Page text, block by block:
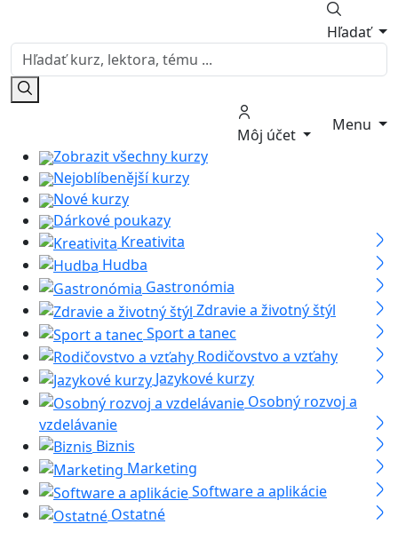
Hľadať
Môj účet
Menu
Zobrazit všechny kurzy
Nejoblíbenější kurzy
Nové kurzy
Dárkové poukazy
Kreativita
Hudba
Gastronómia
Zdravie a životný štýl
Sport a tanec
Rodičovstvo a vzťahy
Jazykové kurzy
Osobný rozvoj a
vzdelávanie
Biznis
Marketing
Software a aplikácie
Ostatné